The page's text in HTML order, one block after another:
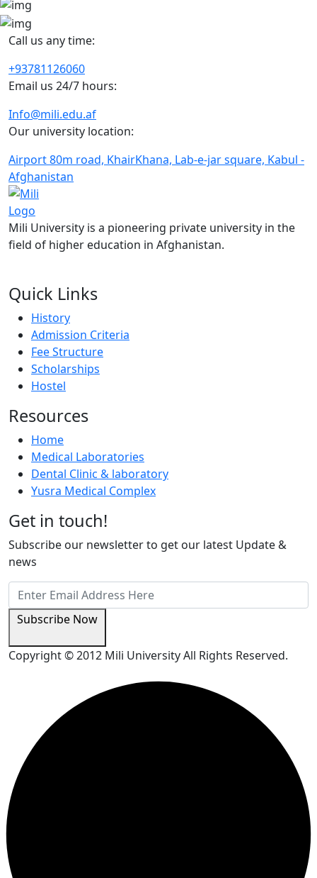
Call us any time:
+93781126060
Email us 24/7 hours:
Info@mili.edu.af
Our university location:
Airport 80m road, KhairKhana, Lab-e-jar square, Kabul -
Afghanistan
Mili University is a pioneering private university in the
field of higher education in Afghanistan.
Quick Links
History
Admission Criteria
Fee Structure
Scholarships
Hostel
Resources
Home
Medical Laboratories
Dental Clinic & laboratory
Yusra Medical Complex
Get in touch!
Subscribe our newsletter to get our latest Update &
news
Subscribe Now
Copyright © 2012 Mili University All Rights Reserved.